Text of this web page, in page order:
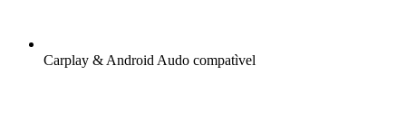
Carplay & Android Audo compatìvel